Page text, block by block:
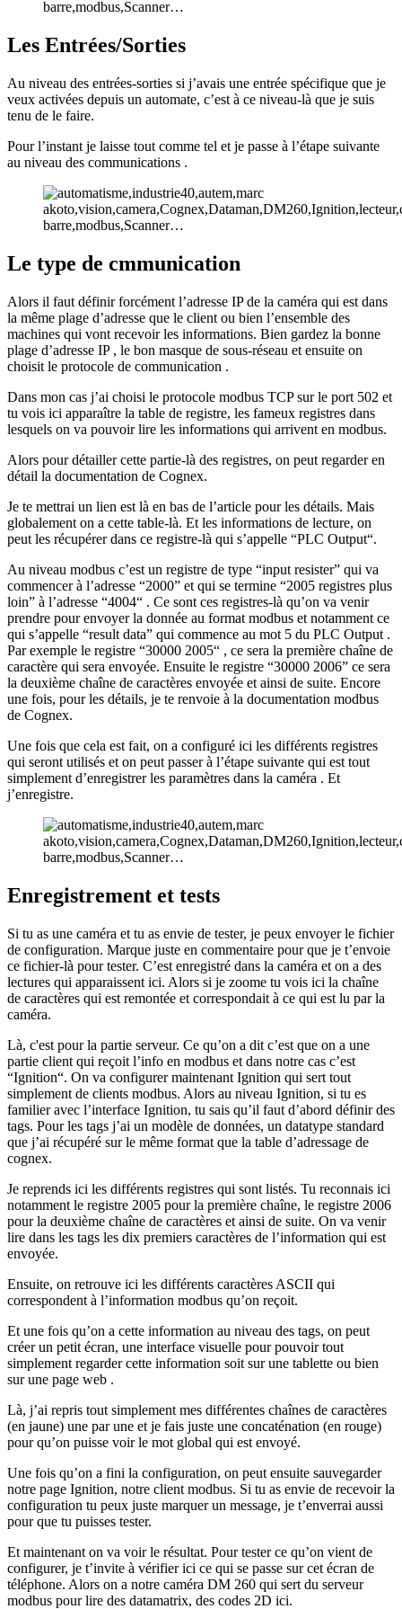
Les Entrées/Sorties
Au niveau des entrées-sorties si j’avais une entrée spécifique que je
veux activées depuis un automate, c’est à ce niveau-là que je suis
tenu de le faire.
Pour l’instant je laisse tout comme tel et je passe à l’étape suivante
au niveau des communications .
Le type de cmmunication
Alors il faut définir forcément l’adresse IP de la caméra qui est dans
la même plage d’adresse que le client ou bien l’ensemble des
machines qui vont recevoir les informations. Bien gardez la bonne
plage d’adresse IP , le bon masque de sous-réseau et ensuite on
choisit le protocole de communication .
Dans mon cas j’ai choisi le protocole modbus TCP sur le port 502 et
tu vois ici apparaître la table de registre, les fameux registres dans
lesquels on va pouvoir lire les informations qui arrivent en modbus.
Alors pour détailler cette partie-là des registres, on peut regarder en
détail la documentation de Cognex.
Je te mettrai un lien est là en bas de l’article pour les détails. Mais
globalement on a cette table-là. Et les informations de lecture, on
peut les récupérer dans ce registre-là qui s’appelle “PLC Output“.
Au niveau modbus c’est un registre de type “input resister” qui va
commencer à l’adresse “2000” et qui se termine “2005 registres plus
loin” à l’adresse “4004“ . Ce sont ces registres-là qu’on va venir
prendre pour envoyer la donnée au format modbus et notamment ce
qui s’appelle “result data” qui commence au mot 5 du PLC Output .
Par exemple le registre “30000 2005“ , ce sera la première chaîne de
caractère qui sera envoyée. Ensuite le registre “30000 2006” ce sera
la deuxième chaîne de caractères envoyée et ainsi de suite. Encore
une fois, pour les détails, je te renvoie à la documentation modbus
de Cognex.
Une fois que cela est fait, on a configuré ici les différents registres
qui seront utilisés et on peut passer à l’étape suivante qui est tout
simplement d’enregistrer les paramètres dans la caméra . Et
j’enregistre.
Enregistrement et tests
Si tu as une caméra et tu as envie de tester, je peux envoyer le fichier
de configuration. Marque juste en commentaire pour que je t’envoie
ce fichier-là pour tester. C’est enregistré dans la caméra et on a des
lectures qui apparaissent ici. Alors si je zoome tu vois ici la chaîne
de caractères qui est remontée et correspondait à ce qui est lu par la
caméra.
Là, c'est pour la partie serveur. Ce qu’on a dit c’est que on a une
partie client qui reçoit l’info en modbus et dans notre cas c’est
“Ignition“. On va configurer maintenant Ignition qui sert tout
simplement de clients modbus. Alors au niveau Ignition, si tu es
familier avec l’interface Ignition, tu sais qu’il faut d’abord définir des
tags. Pour les tags j’ai un modèle de données, un datatype standard
que j’ai récupéré sur le même format que la table d’adressage de
cognex.
Je reprends ici les différents registres qui sont listés. Tu reconnais ici
notamment le registre 2005 pour la première chaîne, le registre 2006
pour la deuxième chaîne de caractères et ainsi de suite. On va venir
lire dans les tags les dix premiers caractères de l’information qui est
envoyée.
Ensuite, on retrouve ici les différents caractères ASCII qui
correspondent à l’information modbus qu’on reçoit.
Et une fois qu’on a cette information au niveau des tags, on peut
créer un petit écran, une interface visuelle pour pouvoir tout
simplement regarder cette information soit sur une tablette ou bien
sur une page web .
Là, j’ai repris tout simplement mes différentes chaînes de caractères
(en jaune) une par une et je fais juste une concaténation (en rouge)
pour qu’on puisse voir le mot global qui est envoyé.
Une fois qu’on a fini la configuration, on peut ensuite sauvegarder
notre page Ignition, notre client modbus. Si tu as envie de recevoir la
configuration tu peux juste marquer un message, je t’enverrai aussi
pour que tu puisses tester.
Et maintenant on va voir le résultat. Pour tester ce qu’on vient de
configurer, je t’invite à vérifier ici ce qui se passe sur cet écran de
téléphone. Alors on a notre caméra DM 260 qui sert du serveur
modbus pour lire des datamatrix, des codes 2D ici.